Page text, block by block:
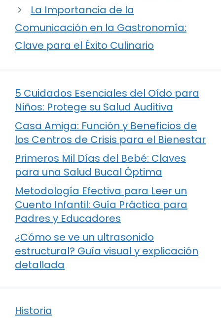
La Importancia de la
Comunicación en la Gastronomía:
Clave para el Éxito Culinario
5 Cuidados Esenciales del Oído para
Niños: Protege su Salud Auditiva
Casa Amiga: Función y Beneficios de
los Centros de Crisis para el Bienestar
Primeros Mil Días del Bebé: Claves
para una Salud Bucal Óptima
Metodología Efectiva para Leer un
Cuento Infantil: Guía Práctica para
Padres y Educadores
¿Cómo se ve un ultrasonido
estructural? Guía visual y explicación
detallada
Historia